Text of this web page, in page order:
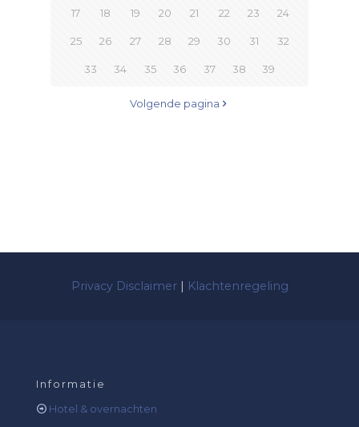
17 18 19 20 21 22 23 24
25 26 27 28 29 30 31 32
33 34 35 36 37 38 39
Volgende pagina
Privacy Disclaimer| Klachtenregeling
Informatie
Hotel & overnachten